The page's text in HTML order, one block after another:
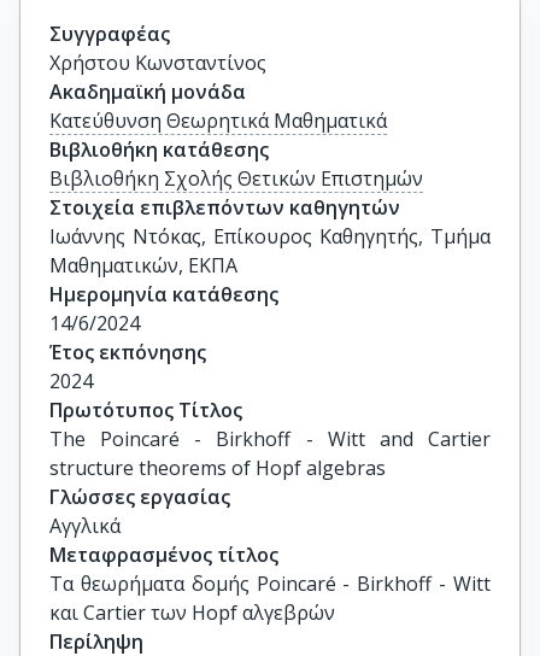
Συγγραφέας
Χρήστου Κωνσταντίνος
Ακαδημαϊκή μονάδα
Κατεύθυνση Θεωρητικά Μαθηματικά
Βιβλιοθήκη κατάθεσης
Βιβλιοθήκη Σχολής Θετικών Επιστημών
Στοιχεία επιβλεπόντων καθηγητών
Ιωάννης Ντόκας, Επίκουρος Καθηγητής, Τμήμα
Μαθηματικών, ΕΚΠΑ
Ημερομηνία κατάθεσης
14/6/2024
Έτος εκπόνησης
2024
Πρωτότυπος Τίτλος
The Poincaré - Birkhoff - Witt and Cartier
structure theorems of Hopf algebras
Γλώσσες εργασίας
Αγγλικά
Μεταφρασμένος τίτλος
Τα θεωρήματα δομής Poincaré - Birkhoff - Witt
και Cartier των Hopf αλγεβρών
Περίληψη